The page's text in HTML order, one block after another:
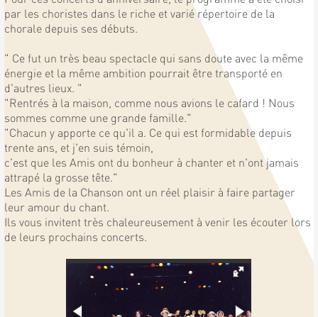
par les choristes dans le riche et varié répertoire de la
chorale depuis ses débuts.
" Ce fut un très beau spectacle qui sans doute avec la même
énergie et la même ambition pourrait être transporté en
d'autres lieux. "
"Rentrés à la maison, comme nous avions le cafard ! Nous
sommes comme une grande famille."
"Chacun y apporte ce qu'il a. Ce qui est formidable depuis
trente ans, et j'en suis témoin,
c'est que les Amis ont du bonheur à chanter et n'ont jamais
attrapé la grosse tête."
Les Amis de la Chanson ont un réel plaisir à faire partager
leur amour du chant.
Ils vous invitent très chaleureusement à venir les écouter lors
de leurs prochains concerts.